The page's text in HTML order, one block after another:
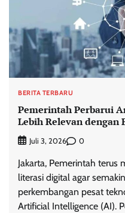
BERITA TERBARU
Pemerintah Perbarui
Lebih Relevan dengan
Juli 3, 2026 0
Jakarta, Pemerintah terus
literasi digital agar
perkembangan pesat
Artificial Intelligence (AI).